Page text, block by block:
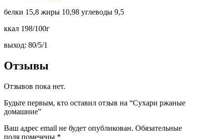
белки 15,8 жиры 10,98 углеводы 9,5
ккал 198/100г
выход: 80/5/1
Отзывы
Отзывов пока нет.
Будьте первым, кто оставил отзыв на “Сухари ржаные
домашние”
Ваш адрес email не будет опубликован. Обязательные
поля помечены *